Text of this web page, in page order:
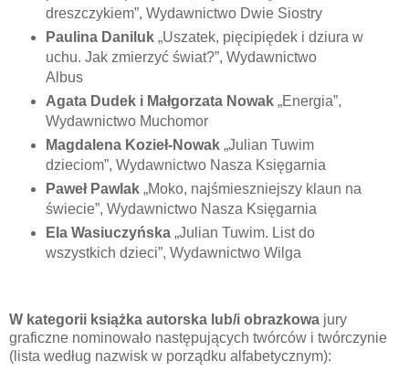
dreszczykiem”, Wydawnictwo Dwie Siostry
Paulina Daniluk„Uszatek, pięcipiędek i dziura w
uchu. Jak zmierzyć świat?”, Wydawnictwo
Albus
Agata Dudek i Małgorzata Nowak„Energia”,
Wydawnictwo Muchomor
Magdalena Kozieł-Nowak„Julian Tuwim
dzieciom”, Wydawnictwo Nasza Księgarnia
Paweł Pawlak„Moko, najśmieszniejszy klaun na
świecie”, Wydawnictwo Nasza Księgarnia
Ela Wasiuczyńska„Julian Tuwim. List do
wszystkich dzieci”, Wydawnictwo Wilga
W kategorii książka autorska lub/i obrazkowa jury
graficzne nominowało następujących twórców i twórczynie
(lista według nazwisk w porządku alfabetycznym):